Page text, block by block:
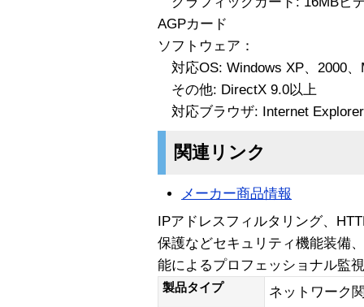
AGPカード
ソフトウェア：
対応OS: Windows XP、2000、
その他: DirectX 9.0以上
対応ブラウザ: Internet
関連リンク
メーカー商品情報
IPアドレスフィルタリング、
保護などセキュリティ機能装備
能によるプロフェッショナル監
製品タイプ ネットワーク